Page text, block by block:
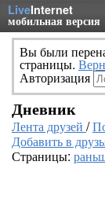
LiveInternet
мобильная версия
Вы были
страницы.
Авторизация
Дневник
Лента друзей /
Добавить в
Страницы: